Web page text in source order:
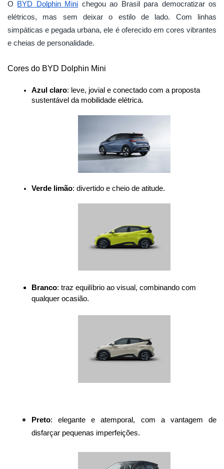
O BYD Dolphin Mini chegou ao Brasil para democratizar os
elétricos, mas sem deixar o estilo de lado. Com linhas
simpáticas e pegada urbana, ele é oferecido em cores vibrantes
e cheias de personalidade.
Cores do BYD Dolphin Mini
Azul claro: leve, jovial e conectado com a proposta
sustentável da mobilidade elétrica.
Verde limão: divertido e cheio de atitude.
Branco: traz equilíbrio ao visual, combinando com
qualquer ocasião.
Preto: elegante e atemporal, com a vantagem de
disfarçar pequenas imperfeições.